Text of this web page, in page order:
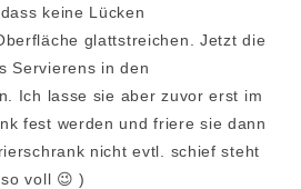
keine Lücken
glattstreichen. Jetzt die
Servierens in den
Ich lasse sie aber zuvor erst im
fest werden und friere sie dann
nicht evtl. schief steht
voll 😉 )